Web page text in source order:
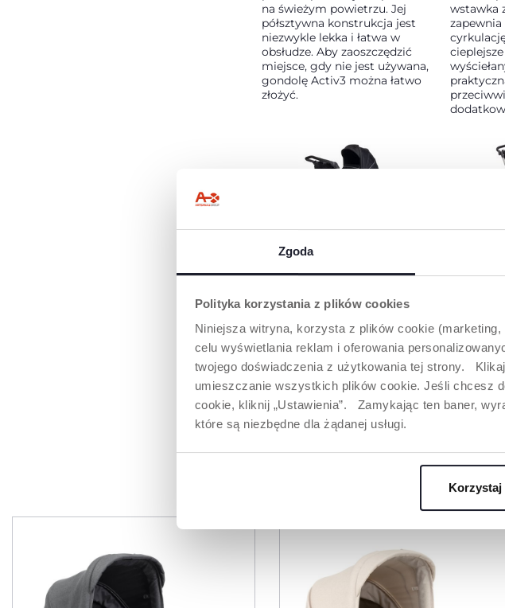
Zgoda
Polityka korzystania z plików cookies
Niniejsza witryna, korzysta z plików cookie
celu wyświetlania reklam i oferowania
twojego doświadczenia z użytkowania tej strony.
umieszczanie wszystkich plików cookie. Jeśli chcesz
cookie, kliknij „Ustawienia”. Zamykając ten baner,
które są niezbędne dla żądanej usługi.
Korzystaj
na świeżym powietrzu. Jej
półsztywna konstrukcja jest
niezwykle lekka i łatwa w
obsłudze. Aby zaoszczędzić
miejsce, gdy nie jest używana,
gondolę Activ3 można łatwo
złożyć.
wstawka
z przyciągającymi wzrok
młodym rodzicom, którzy
uwielbiają spędzać czas na
świeżym powietrzu
dziecku
nawet w
również
pozycje,
PRODUKTY,